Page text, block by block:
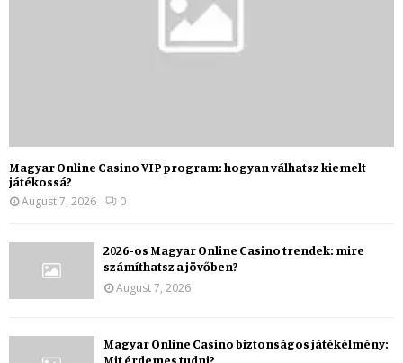
Magyar Online Casino VIP program: hogyan válhatsz kiemelt
játékossá?
August 7, 2026
0
2026-os Magyar Online Casino trendek: mire
számíthatsz a jövőben?
August 7, 2026
Magyar Online Casino biztonságos játékélmény: